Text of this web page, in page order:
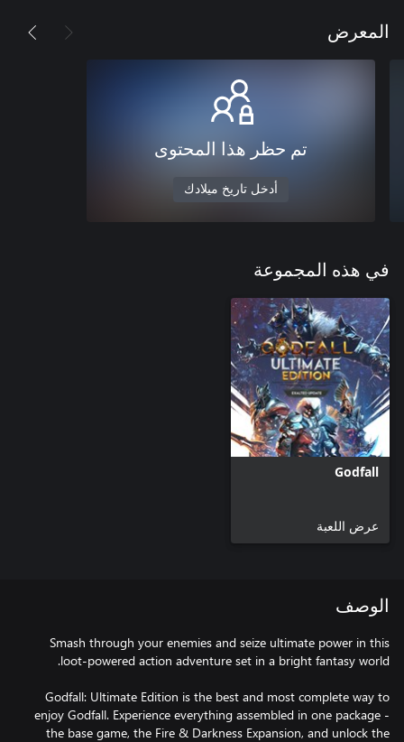
المعرض
تم حظر هذا المحتوى
أدخل تاريخ ميلادك
في هذه المجموعة
Godfall
عرض اللعبة
الوصف
Smash through your enemies and seize ultimate power in this
Godfall: Ultimate Edition is the best and most complete way to
enjoy Godfall. Experience everything assembled in one package -
the base game, the Fire & Darkness Expansion, and unlock the